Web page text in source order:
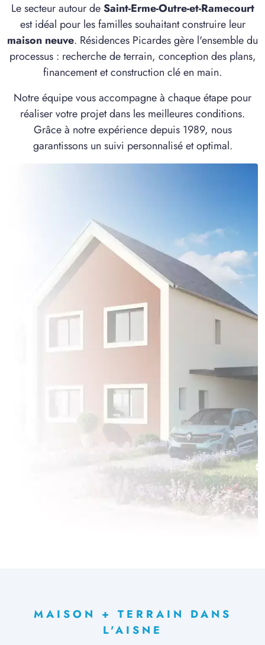
Le secteur autour deSaint-Erme-Outre-et-Ramecourt
est idéal pour les familles souhaitant construire leur
maison neuve. Résidences Picardes gère l'ensemble du
processus : recherche de terrain, conception des plans,
financement et construction clé en main.
Notre équipe vous accompagne à chaque étape pour
réaliser votre projet dans les meilleures conditions.
Grâce à notre expérience depuis 1989, nous
garantissons un suivi personnalisé et optimal.
MAISON + TERRAIN DANS
L'AISNE